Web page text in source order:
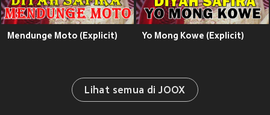
Mendunge Moto (Explicit) Yo Mong Kowe (Explicit)
Lihat semua di JOOX